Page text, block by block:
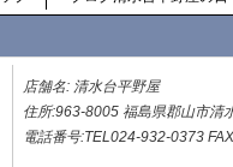
店舗名: 清水台平野屋
住所:963-8005 福島県郡山市清
電話番号:TEL024-932-0373